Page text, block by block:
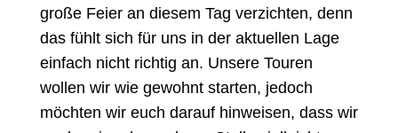
große Feier an diesem Tag verzichten, denn
das fühlt sich für uns in der aktuellen Lage
einfach nicht richtig an. Unsere Touren
wollen wir wie gewohnt starten, jedoch
möchten wir euch darauf hinweisen, dass wir